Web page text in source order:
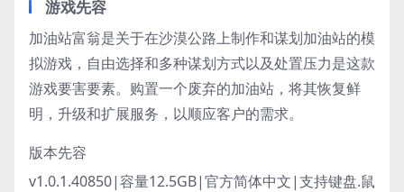
游戏先容
加油站富翁是关于在沙漠公路上制作和谋划加油站的模
拟游戏，自由选择和多种谋划方式以及处置压力是这款
游戏要害要素。购置一个废弃的加油站，将其恢复鲜
明，升级和扩展服务，以顺应客户的需求。
版本先容
v1.0.1.40850|容量12.5GB|官方简体中文|支持键盘.鼠